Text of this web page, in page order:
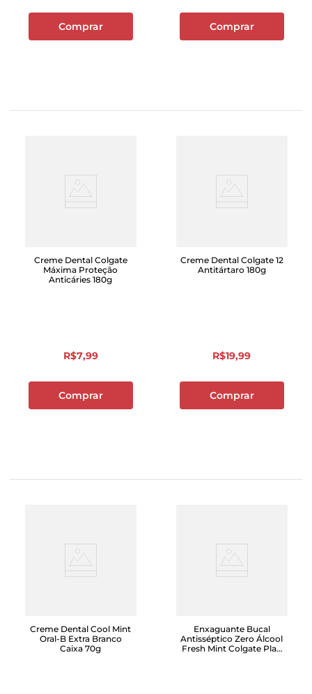
Comprar Comprar
Creme Dental Colgate
Máxima Proteção
Anticáries 180g
R$7,99
Comprar
Creme Dental Colgate 12
Antitártaro 180g
R$19,99
Comprar
Creme Dental Cool Mint
Oral-B Extra Branco
Caixa 70g
Enxaguante Bucal
Antisséptico Zero Álcool
Fresh Mint Colgate Plax